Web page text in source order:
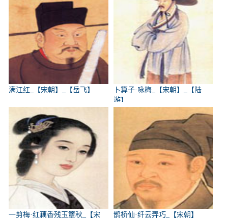
满江红_【宋朝】_【岳飞】
卜算子·咏梅_【宋朝】_【陆
游】
一剪梅·红藕香残玉簟秋_【宋
鹊桥仙·纤云弄巧_【宋朝】